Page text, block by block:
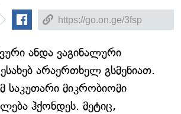
ანდა ვაგინალური
არაერთხელ გსმენიათ.
საკუთარი მიკრობიომი
ჰქონდეს. მეტიც,